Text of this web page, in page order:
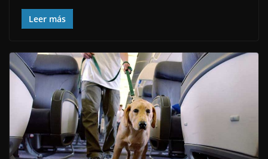
Leer más